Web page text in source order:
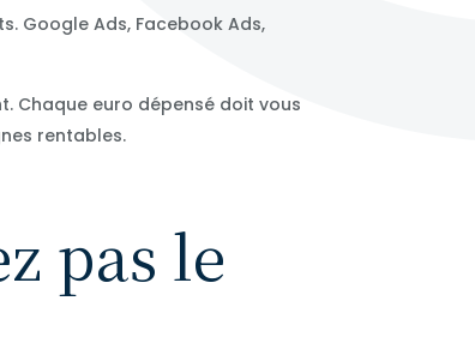
Google Ads, Facebook Ads,
Chaque euro dépensé doit vous
rentables.
pas le